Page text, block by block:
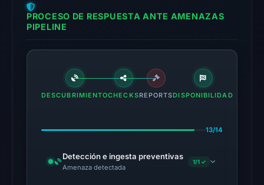
pulse
references
Mar
1,
at
UTC.
PROCESO DE RESPUESTA ANTE AMENAZAS
PIPELINE
DESCUBRIMIENTOCHECKSREPORTSDISPONIBILIDAD
13/14
Detección e ingesta preventivas
Amenaza detectada
1/1 ✓